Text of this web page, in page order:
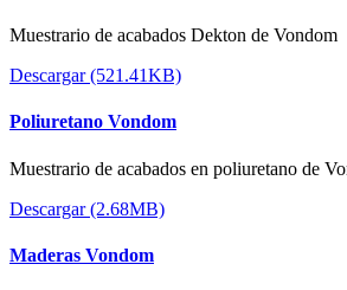
Muestrario de acabados Dekton de Vondom
Descargar (521.41KB)
Poliuretano Vondom
Muestrario de acabados en poliuretano de
Descargar (2.68MB)
Maderas Vondom